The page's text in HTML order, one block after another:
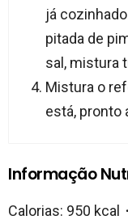
já
pitada de
sal, mistura
Mistura o
está, pronto
Informação
Calorias: 950 kcal